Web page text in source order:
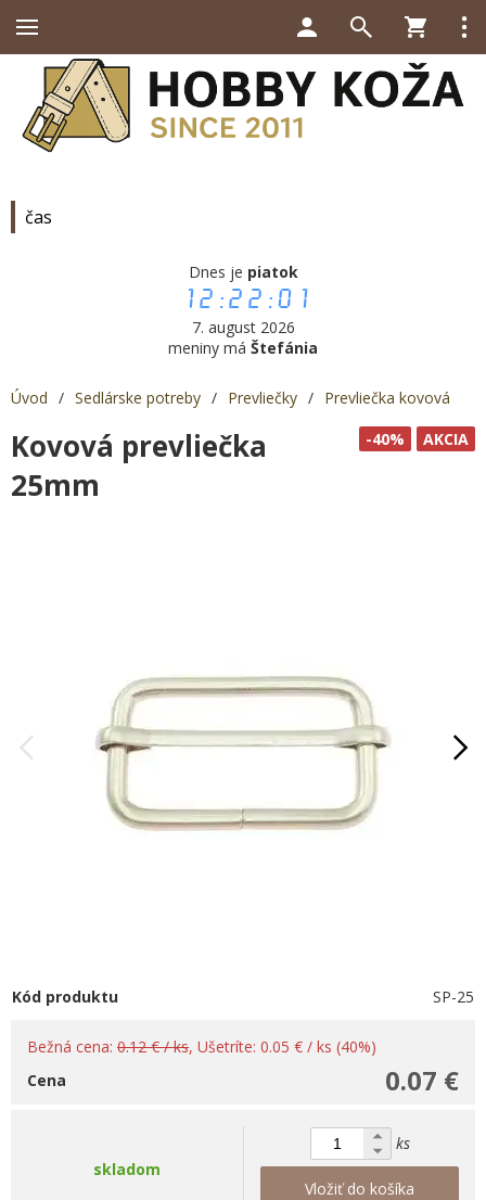
čas
Dnes je piatok
12:22:01
7. august 2026
meniny má Štefánia
Úvod / Sedlárske potreby / Prevliečky / Prevliečka kovová
AKCIA
-40%
Kovová prevliečka
25mm
Kód produktu SP-25
Bežná cena: 0.12 € / ks, Ušetríte: 0.05 € / ks (40%)
0.07 €
Cena
skladom
ks
Vložiť do košíka